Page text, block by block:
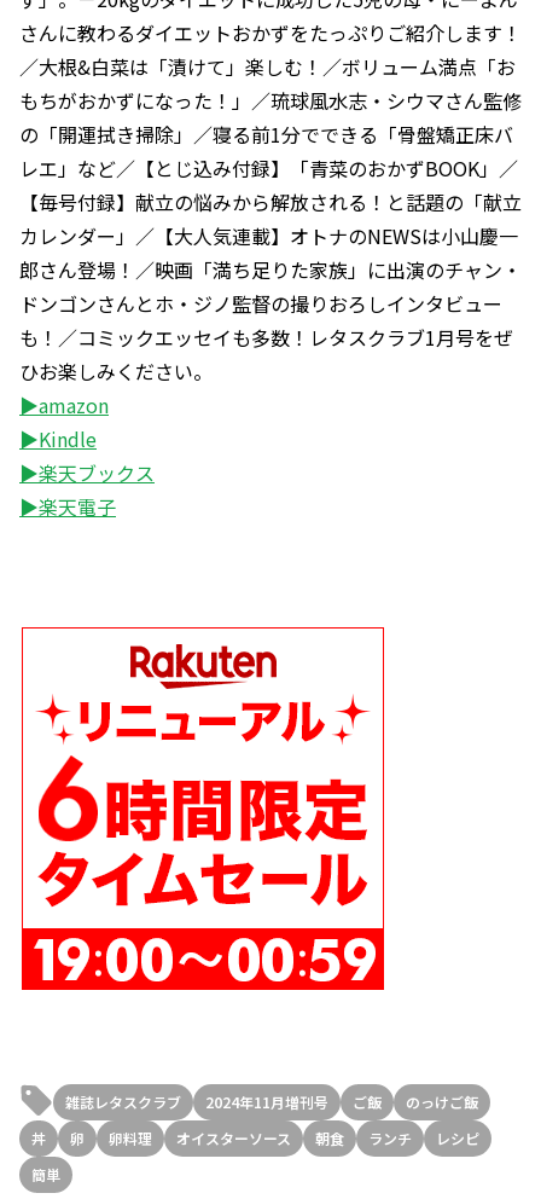
さんに教わるダイエットおかずをたっぷりご紹介します！
／大根&白菜は「漬けて」楽しむ！／ボリューム満点「お
もちがおかずになった！」／琉球風水志・シウマさん監修
の「開運拭き掃除」／寝る前1分でできる「骨盤矯正床バ
レエ」など／【とじ込み付録】「青菜のおかずBOOK」／
【毎号付録】献立の悩みから解放される！と話題の「献立
カレンダー」／【大人気連載】オトナのNEWSは小山慶一
郎さん登場！／映画「満ち足りた家族」に出演のチャン・
ドンゴンさんとホ・ジノ監督の撮りおろしインタビュー
も！／コミックエッセイも多数！レタスクラブ1月号をぜ
ひお楽しみください。
▶amazon
▶Kindle
▶楽天ブックス
▶楽天電子
雑誌レタスクラブ 2024年11月増刊号 ご飯
のっけご飯
丼
卵 卵料理 オイスターソース 朝食 ランチ
レシピ
簡単